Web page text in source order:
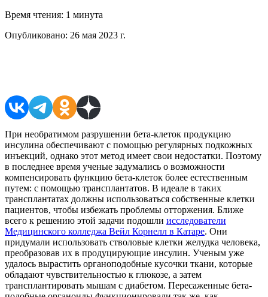
Время чтения: 1 минута
Опубликовано: 26 мая 2023 г.
При необратимом разрушении бета-клеток продукцию
инсулина обеспечивают с помощью регулярных подкожных
инъекций, однако этот метод имеет свои недостатки. Поэтому
в последнее время ученые задумались о возможности
компенсировать функцию бета-клеток более естественным
путем: с помощью трансплантатов. В идеале в таких
трансплантатах должны использоваться собственные клетки
пациентов, чтобы избежать проблемы отторжения. Ближе
всего к решению этой задачи подошли исследователи
Медицинского колледжа Вейл Корнелл в Катаре. Они
придумали использовать стволовые клетки желудка человека,
преобразовав их в продуцирующие инсулин. Ученым уже
удалось вырастить органоподобные кусочки ткани, которые
обладают чувствительностью к глюкозе, а затем
трансплантировать мышам с диабетом. Пересаженные бета-